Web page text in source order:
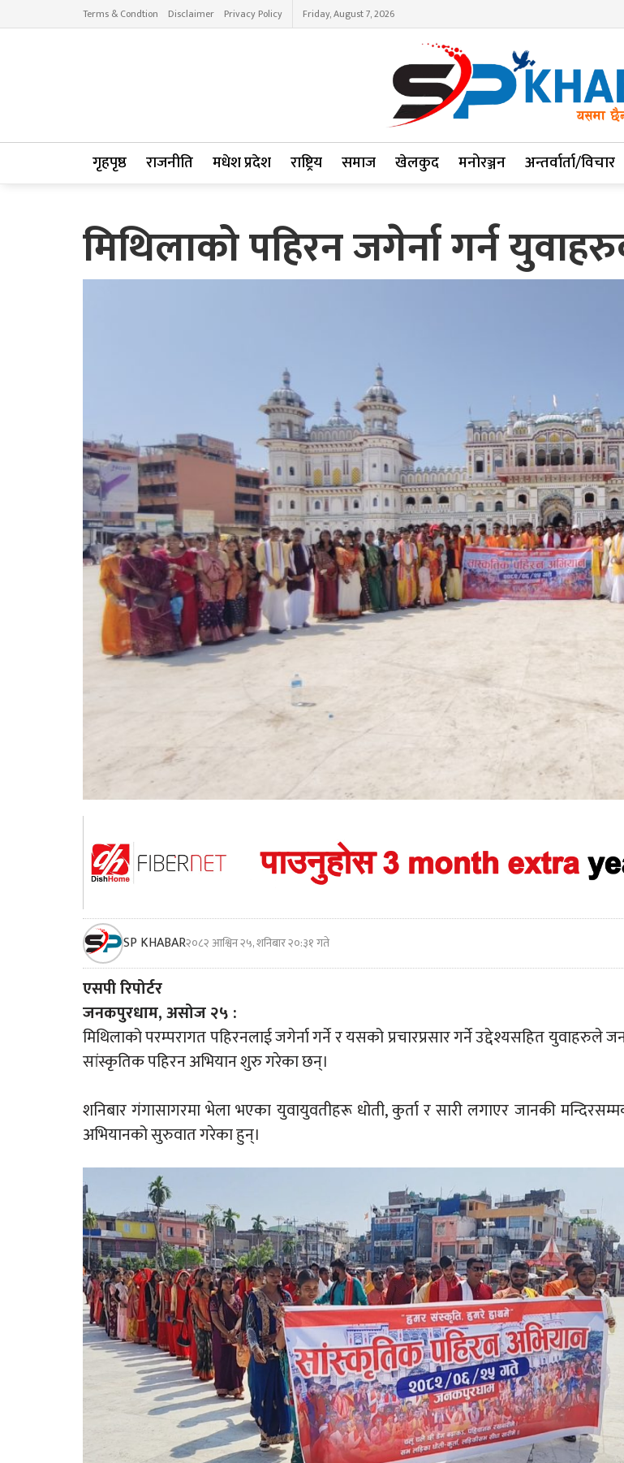
Terms & Condtion Disclaimer Privacy Policy Friday, August 7, 2026
गृहपृष्ठ राजनीति मधेश प्रदेश राष्ट्रिय समाज खेलकुद मनोरञ्जन अन्तर्वार्ता/विचार
मिथिलाको पहिरन जगेर्ना गर्न
SP KHABAR२०८२ आश्विन २५, शनिबार २०:३१ गते
एसपी रिपोर्टर
जनकपुरधाम, असोज २५ :
मिथिलाको परम्परागत पहिरनलाई जगेर्ना गर्ने र यसको प्रचारप्रसार गर्ने उद्देश्यसहित युवाहरुले
सांस्कृतिक पहिरन अभियान शुरु गरेका छन्।
शनिबार गंगासागरमा भेला भएका युवायुवतीहरू धोती, कुर्ता र सारी लगाएर जानकी
अभियानको सुरुवात गरेका हुन्।